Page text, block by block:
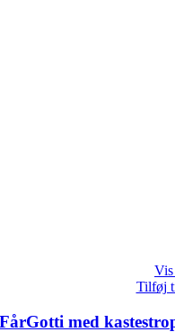
Tilføj
FårGotti med